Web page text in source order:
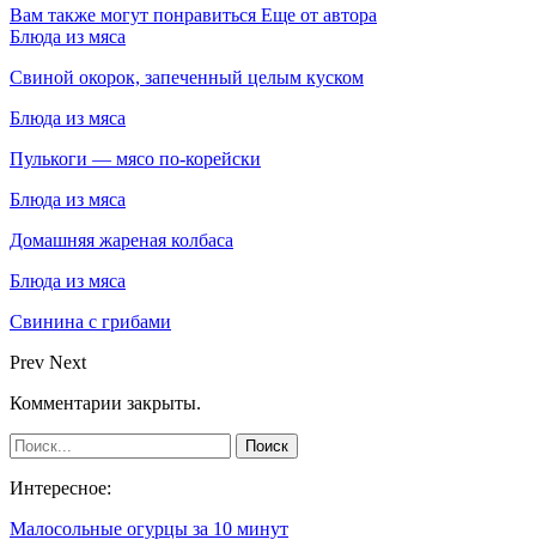
Вам также могут понравиться Еще от автора
Блюда из мяса
Свиной окорок, запеченный целым куском
Блюда из мяса
Пулькоги — мясо по-корейски
Блюда из мяса
Домашняя жареная колбаса
Блюда из мяса
Свинина с грибами
Prev Next
Комментарии закрыты.
Интересное:
Малосольные огурцы за 10 минут